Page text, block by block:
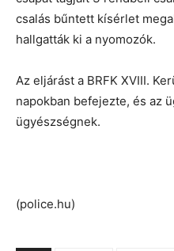
csalás bűntett kísérlet
hallgatták ki a nyomozók.
Az eljárást a BRFK XVIII.
napokban befejezte, és az
ügyészségnek.
(police.hu)